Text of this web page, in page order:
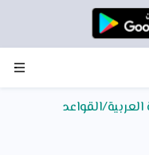
القواعد